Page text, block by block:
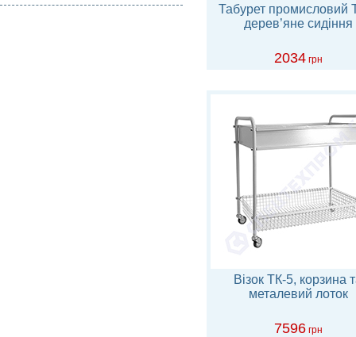
Табурет промисловий
дерев’яне сидіння
2034 грн
Візок ТК-5, корзина
металевий лоток
7596 грн